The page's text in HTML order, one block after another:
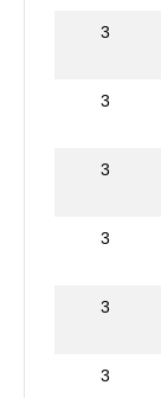
3
3
3
3
3
3